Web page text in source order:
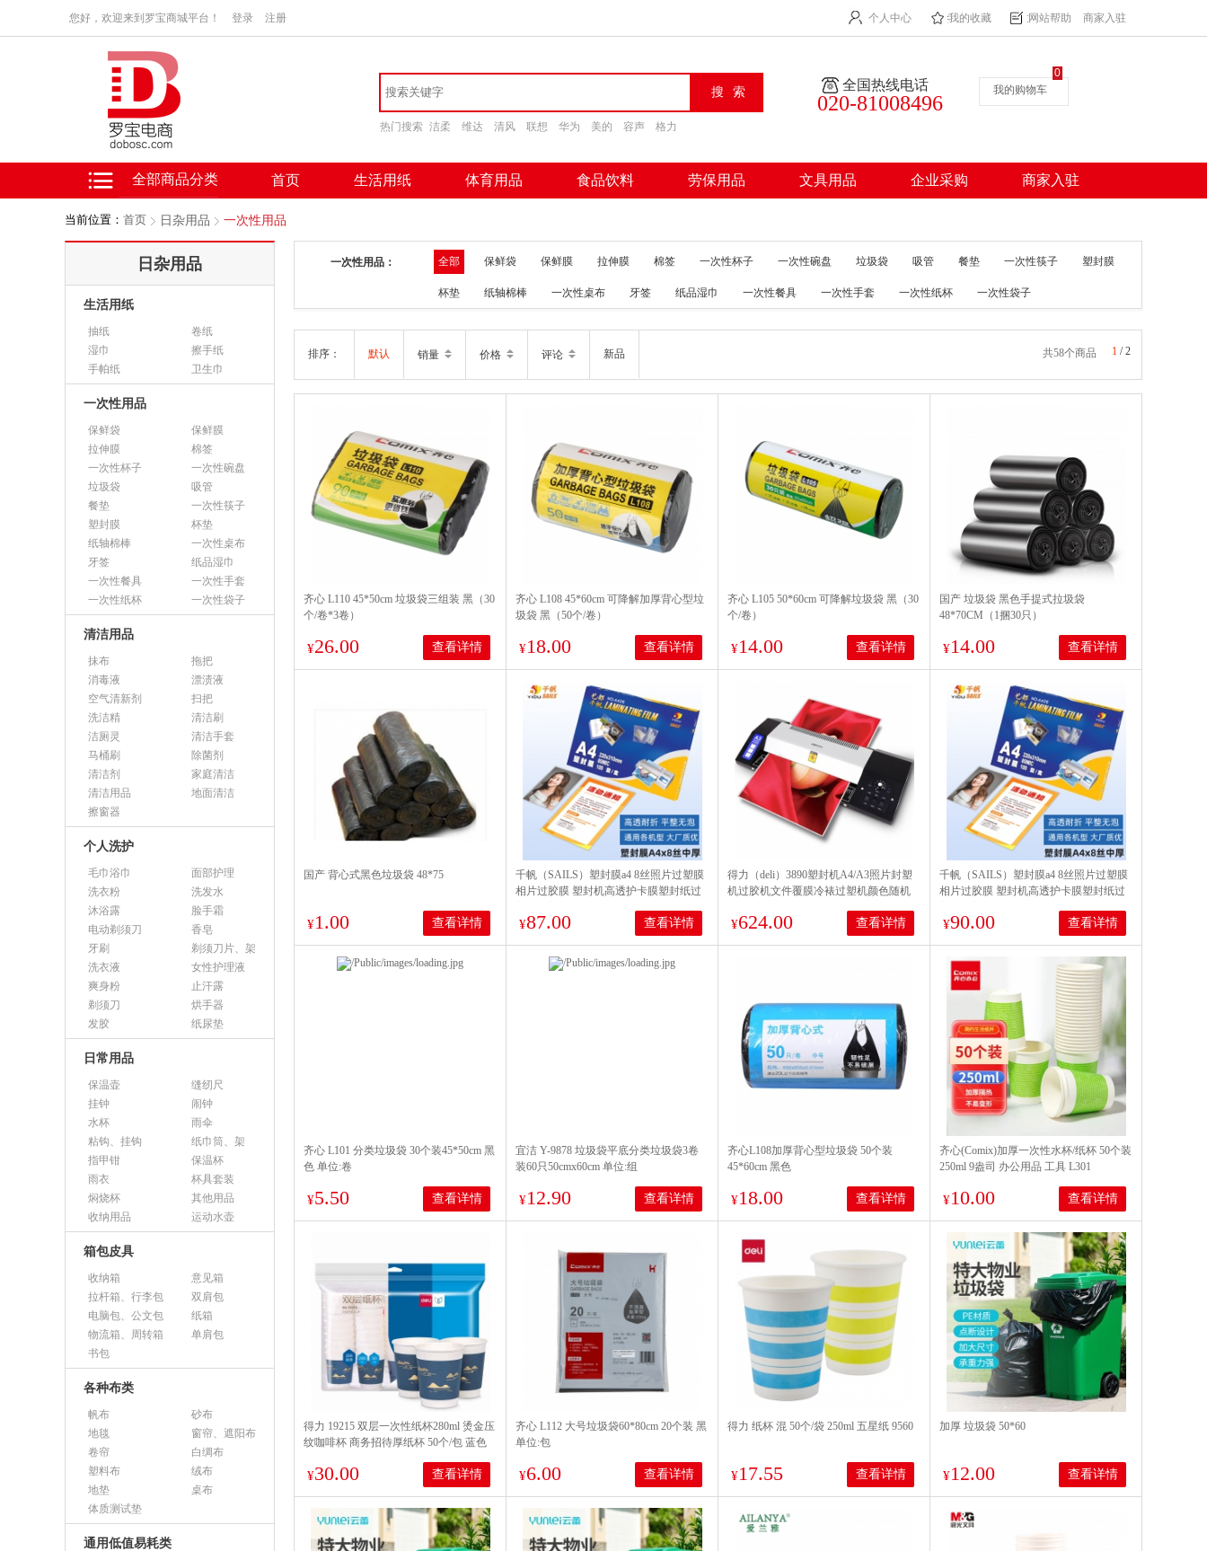
您好，欢迎来到罗宝商城平台！ 登录 注册 个人中心 我的收藏 网站帮助 商家入驻
热门搜索 洁柔 维达 清风 联想 华为 美的 容声 格力
全国热线电话
020-81008496
我的购物车
0
全部商品分类 首页 生活用纸 体育用品 食品饮料 劳保用品 文具用品 企业采购 商家入驻
当前位置： 首页 日杂用品 一次性用品
日杂用品
生活用纸
抽纸
卷纸
湿巾
擦手纸
手帕纸
卫生巾
一次性用品
保鲜袋
保鲜膜
拉伸膜
棉签
一次性杯子
一次性碗盘
垃圾袋
吸管
餐垫
一次性筷子
塑封膜
杯垫
纸轴棉棒
一次性桌布
牙签
纸品湿巾
一次性餐具
一次性手套
一次性纸杯
一次性袋子
清洁用品
抹布
拖把
消毒液
漂渍液
空气清新剂
扫把
洗洁精
清洁刷
洁厕灵
清洁手套
马桶刷
除菌剂
清洁剂
家庭清洁
清洁用品
地面清洁
擦窗器
个人洗护
毛巾浴巾
面部护理
洗衣粉
洗发水
沐浴露
脸手霜
电动剃须刀
香皂
牙刷
剃须刀片、架
洗衣液
女性护理液
爽身粉
止汗露
剃须刀
烘手器
发胶
纸尿垫
日常用品
保温壶
缝纫尺
挂钟
闹钟
水杯
雨伞
粘钩、挂钩
纸巾筒、架
指甲钳
保温杯
雨衣
杯具套装
焖烧杯
其他用品
收纳用品
运动水壶
箱包皮具
收纳箱
意见箱
拉杆箱、行李包
双肩包
电脑包、公文包
纸箱
物流箱、周转箱
单肩包
书包
各种布类
帆布
砂布
地毯
窗帘、遮阳布
卷帘
白绸布
塑料布
绒布
地垫
桌布
体质测试垫
通用低值易耗类
一次性用品： 全部 保鲜袋 保鲜膜 拉伸膜 棉签 一次性杯子 一次性碗盘 垃圾袋 吸管 餐垫 一次性筷子 塑封膜
杯垫 纸轴棉棒 一次性桌布 牙签 纸品湿巾 一次性餐具 一次性手套 一次性纸杯 一次性袋子
排序： 默认 销量 价格 评论 新品 共58个商品 1 /2
齐心 L110 45*50cm 垃圾袋三组装 黑（30
个/卷*3卷）
¥26.00 查看详情
齐心 L108 45*60cm 可降解加厚背心型垃
圾袋 黑（50个/卷）
¥18.00 查看详情
齐心 L105 50*60cm 可降解垃圾袋 黑（30
个/卷）
¥14.00 查看详情
国产 垃圾袋 黑色手提式拉圾袋
48*70CM（1捆30只）
¥14.00 查看详情
国产 背心式黑色垃圾袋 48*75
¥1.00 查看详情
千帆（SAILS）塑封膜a4 8丝照片过塑膜
相片过胶膜 塑封机高透护卡膜塑封纸过
¥87.00 查看详情
得力（deli）3890塑封机A4/A3照片封塑
机过胶机文件覆膜冷裱过塑机颜色随机
¥624.00 查看详情
千帆（SAILS）塑封膜a4 8丝照片过塑膜
相片过胶膜 塑封机高透护卡膜塑封纸过
¥90.00 查看详情
齐心 L101 分类垃圾袋 30个装45*50cm 黑
色 单位:卷
¥5.50 查看详情
宜洁 Y-9878 垃圾袋平底分类垃圾袋3卷
装60只50cmx60cm 单位:组
¥12.90 查看详情
齐心L108加厚背心型垃圾袋 50个装
45*60cm 黑色
¥18.00 查看详情
齐心(Comix)加厚一次性水杯/纸杯 50个装
250ml 9盎司 办公用品 工具 L301
¥10.00 查看详情
得力 19215 双层一次性纸杯280ml 烫金压
纹咖啡杯 商务招待厚纸杯 50个/包 蓝色
¥30.00 查看详情
齐心 L112 大号垃圾袋60*80cm 20个装 黑
单位:包
¥6.00 查看详情
得力 纸杯 混 50个/袋 250ml 五星纸 9560
¥17.55 查看详情
加厚 垃圾袋 50*60
¥12.00 查看详情